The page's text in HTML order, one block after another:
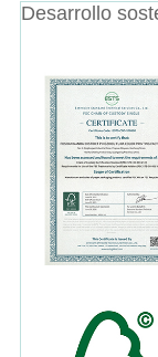
Desarrollo